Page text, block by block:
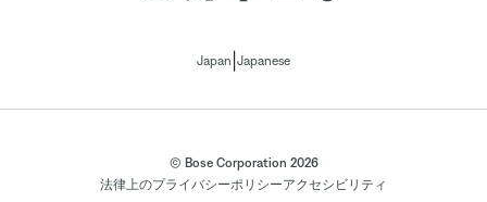
Japan Japanese
© Bose Corporation 2026
法律上のプライバシーポリシーアクセシビリティ